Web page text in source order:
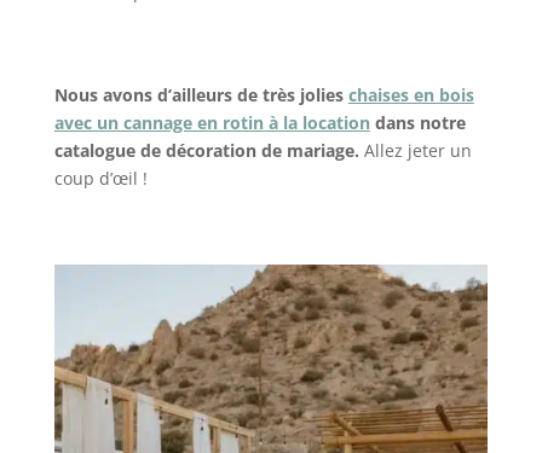
Nous avons d’ailleurs de très jolies chaises en bois
avec un cannage en rotin à la location dans notre
catalogue de décoration de mariage. Allez jeter un
coup d’œil !